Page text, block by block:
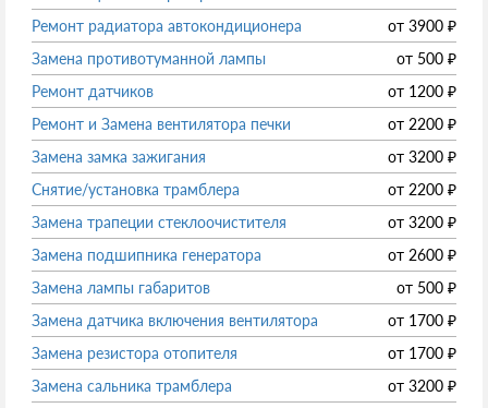
Ремонт радиатора автокондиционера
от 3900 ₽
Замена противотуманной лампы
от 500 ₽
Ремонт датчиков
от 1200 ₽
Ремонт и Замена вентилятора печки
от 2200 ₽
Замена замка зажигания
от 3200 ₽
Снятие/установка трамблера
от 2200 ₽
Замена трапеции стеклоочистителя
от 3200 ₽
Замена подшипника генератора
от 2600 ₽
Замена лампы габаритов
от 500 ₽
Замена датчика включения вентилятора
от 1700 ₽
Замена резистора отопителя
от 1700 ₽
Замена сальника трамблера
от 3200 ₽